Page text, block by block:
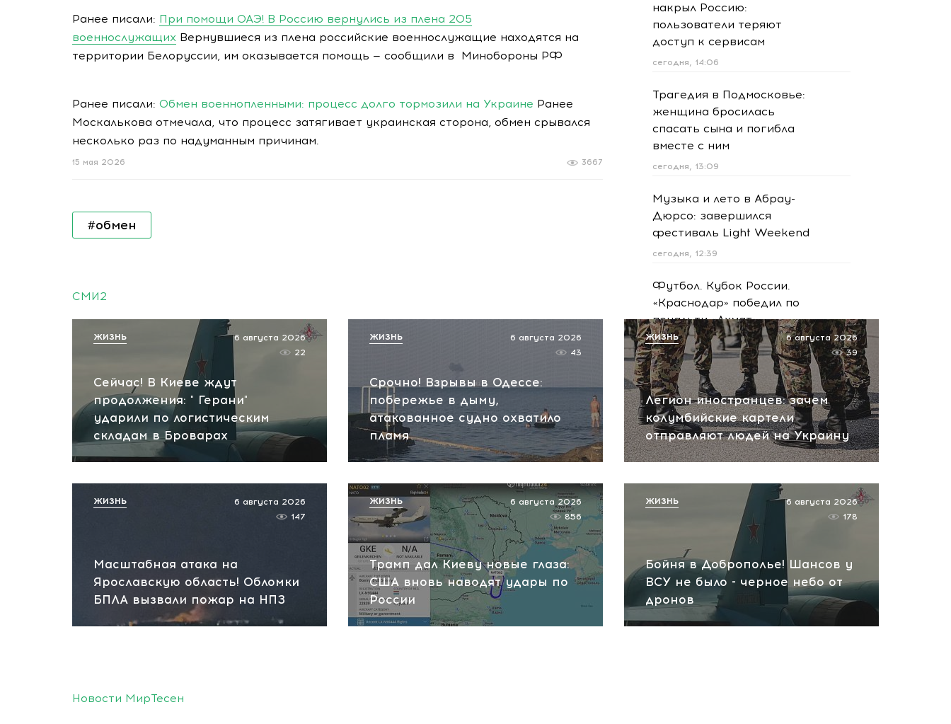
Ранее писали: При помощи ОАЭ! В Россию вернулись из плена 205
военнослужащих Вернувшиеся из плена российские военнослужащие находятся на
территории Белоруссии, им оказывается помощь — сообщили в Минобороны РФ
Ранее писали: Обмен военнопленными: процесс долго тормозили на Украине Ранее
Москалькова отмечала, что процесс затягивает украинская сторона, обмен срывался
несколько раз по надуманным причинам.
3667
15 мая 2026
#обмен
накрыл Россию:
пользователи теряют
доступ к сервисам
сегодня, 14:06
Трагедия в Подмосковье:
женщина бросилась
спасать сына и погибла
вместе с ним
сегодня, 13:09
Музыка и лето в Абрау-
Дюрсо: завершился
фестиваль Light Weekend
сегодня, 12:39
Футбол. Кубок России.
«Краснодар» победил по
пенальти «Ахмат»
сегодня, 12:30
Масштабная атака на
Ярославскую область!
Обломки БПЛА вызвали
пожар на НПЗ
сегодня, 12:18
СМИ2
Сейчас! В Киеве ждут
продолжения: " Герани"
ударили по логистическим
складам в Броварах
6 августа 2026
22
ЖИЗНЬ
Срочно! Взрывы в Одессе:
побережье в дыму,
атакованное судно охватило
пламя
6 августа 2026
43
ЖИЗНЬ
Легион иностранцев: зачем
колумбийские картели
отправляют людей на Украину
6 августа 2026
39
ЖИЗНЬ
Масштабная атака на
Ярославскую область! Обломки
БПЛА вызвали пожар на НПЗ
6 августа 2026
147
ЖИЗНЬ
Трамп дал Киеву новые глаза:
США вновь наводят удары по
России
6 августа 2026
856
ЖИЗНЬ
Бойня в Доброполье! Шансов у
ВСУ не было - черное небо от
дронов
6 августа 2026
178
ЖИЗНЬ
Новости МирТесен